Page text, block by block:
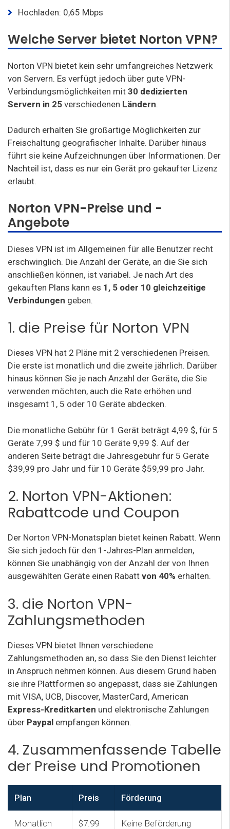
Hochladen: 0,65 Mbps
Welche Server bietet Norton VPN?
Norton VPN bietet kein sehr umfangreiches Netzwerk
von Servern. Es verfügt jedoch über gute VPN-
Verbindungsmöglichkeiten mit 30 dedizierten
Servern in 25 verschiedenen Ländern.
Dadurch erhalten Sie großartige Möglichkeiten zur
Freischaltung geografischer Inhalte. Darüber hinaus
führt sie keine Aufzeichnungen über Informationen. Der
Nachteil ist, dass es nur ein Gerät pro gekaufter Lizenz
erlaubt.
Norton VPN-Preise und -
Angebote
Dieses VPN ist im Allgemeinen für alle Benutzer recht
erschwinglich. Die Anzahl der Geräte, an die Sie sich
anschließen können, ist variabel. Je nach Art des
gekauften Plans kann es 1, 5 oder 10 gleichzeitige
Verbindungen geben.
1. die Preise für Norton VPN
Dieses VPN hat 2 Pläne mit 2 verschiedenen Preisen.
Die erste ist monatlich und die zweite jährlich. Darüber
hinaus können Sie je nach Anzahl der Geräte, die Sie
verwenden möchten, auch die Rate erhöhen und
insgesamt 1, 5 oder 10 Geräte abdecken.
Die monatliche Gebühr für 1 Gerät beträgt 4,99 $, für 5
Geräte 7,99 $ und für 10 Geräte 9,99 $. Auf der
anderen Seite beträgt die Jahresgebühr für 5 Geräte
$39,99 pro Jahr und für 10 Geräte $59,99 pro Jahr.
2. Norton VPN-Aktionen:
Rabattcode und Coupon
Der Norton VPN-Monatsplan bietet keinen Rabatt. Wenn
Sie sich jedoch für den 1-Jahres-Plan anmelden,
können Sie unabhängig von der Anzahl der von Ihnen
ausgewählten Geräte einen Rabatt von 40% erhalten.
3. die Norton VPN-
Zahlungsmethoden
Dieses VPN bietet Ihnen verschiedene
Zahlungsmethoden an, so dass Sie den Dienst leichter
in Anspruch nehmen können. Aus diesem Grund haben
sie ihre Plattformen so angepasst, dass sie Zahlungen
mit VISA, UCB, Discover, MasterCard, American
Express-Kreditkarten und elektronische Zahlungen
über Paypal empfangen können.
4. Zusammenfassende Tabelle
der Preise und Promotionen
Plan Preis Förderung
Monatlich $7.99 Keine Beförderung